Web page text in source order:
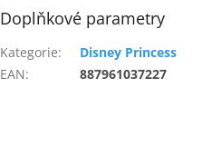
Doplňkové parametry
Kategorie:
Disney Princess
EAN: 887961037227